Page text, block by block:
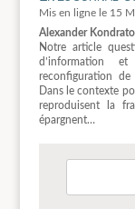
15
Alexander
Notre article
d’information
reconfiguration de
Dans le contexte
reproduisent la
épargnent…